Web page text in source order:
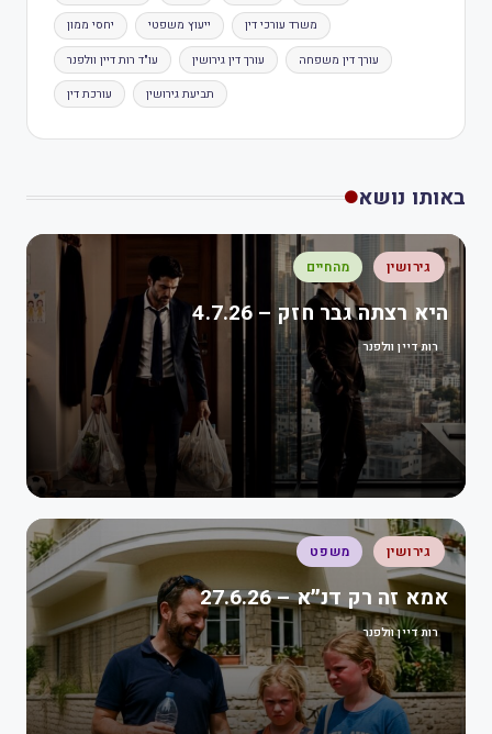
יחסי ממון ייעוץ משפטי משרד עורכי דין
עו"ד רות דיין וולפנר עורך דין גירושין עורך דין משפחה
עורכת דין תביעת גירושין
באותו נושא
גירושין מהחיים
היא רצתה גבר חזק – 4.7.26
רות דיין וולפנר
גירושין משפט
אמא זה רק דנ״א – 27.6.26
רות דיין וולפנר